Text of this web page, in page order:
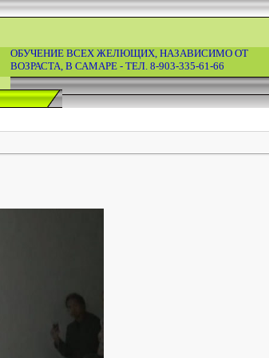
ОБУЧЕНИЕ ВСЕХ ЖЕЛЮЩИХ, НАЗАВИСИМО ОТ
ВОЗРАСТА, В САМАРЕ - ТЕЛ. 8-903-335-61-66